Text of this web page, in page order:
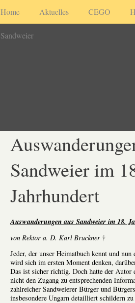
Home Aktuelles CEGO
Sandweier
Sandweier im
Jahrhundert
Auswanderungen aus Sandweier im 18.
von Rektor a. D. Karl Bruckner †
Jeder, der unser Heimatbuch kennt und
wird sich im ersten Moment denken,
Das ist sicher richtig. Doch hatte der
nicht den Zugang zu entsprechenden
zahlreicher Sandweierer Bürger und
insbesondere Ungarn detailliert schildern zu